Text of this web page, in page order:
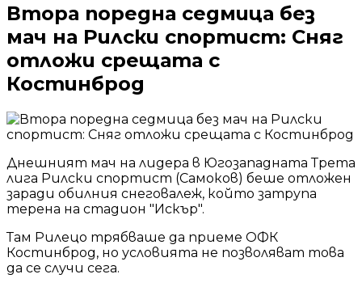
Втора поредна седмица без
мач на Рилски спортист: Сняг
отложи срещата с
Костинброд
Днешният мач на лидера в Югозападната Трета
лига Рилски спортист (Самоков) беше отложен
заради обилния снеговалеж, който затрупа
терена на стадион "Искър".
Там Рилецо трябваше да приеме ОФК
Костинброд, но условията не позволяват това
да се случи сега.